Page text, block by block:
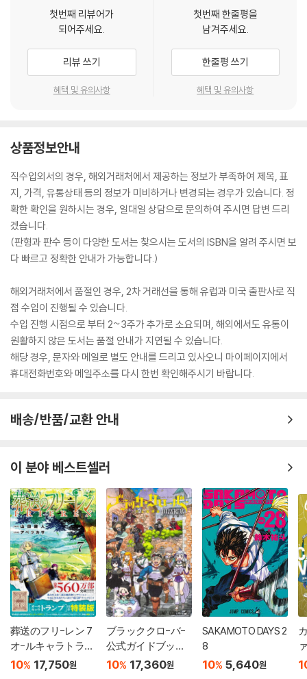
첫번째 리뷰어가
되어주세요.
리뷰 쓰기
혜택 및 유의사항
첫번째 한줄평을
남겨주세요.
한줄평 쓰기
혜택 및 유의사항
상품정보안내
직수입외서의 경우, 해외거래처에서 제공하는 정보가 부족하여 제목, 표
지, 가격, 유통상태 등의 정보가 미비하거나 변경되는 경우가 있습니다. 정
확한 확인을 원하시는 경우, 일대일 상담으로 문의하여 주시면 답변 드리
겠습니다.
(판형과 판수 등이 다양한 도서는 찾으시는 도서의 ISBN을 알려 주시면 보
다 빠르고 정확한 안내가 가능합니다.)
해외거래처에서 품절인 경우, 2차 거래선을 통해 유럽과 미국 출판사로 직
접 수입이 진행될 수 있습니다.
수입 진행 시점으로 부터 2~3주가 추가로 소요되며, 해외에서도 유통이
원활하지 않은 도서는 품절 안내가 지연될 수 있습니다.
해당 경우, 문자와 메일로 별도 안내를 드리고 있사오니 마이페이지에서
휴대전화번호와 메일주소를 다시 한번 확인해주시기 바랍니다.
배송/반품/교환 안내
이 분야 베스트셀러
葬送のフリ-レン 7
オ-ルキャラトラン
プ付き特裝版
10% 17,750원
ブラッククロ-バ-
公式ガイドブック
完全魔導書
10% 17,360원
SAKAMOTO DAYS 2
8
10% 5,640원